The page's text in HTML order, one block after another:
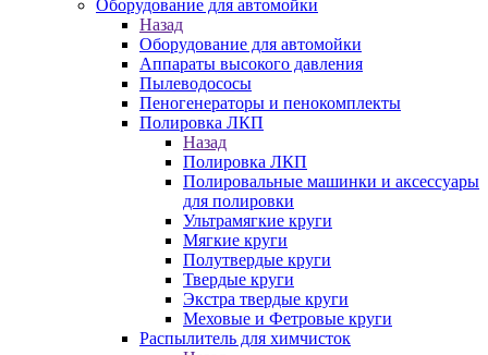
Оборудование для автомойки
Назад
Оборудование для автомойки
Аппараты высокого давления
Пылеводососы
Пеногенераторы и пенокомплекты
Полировка ЛКП
Назад
Полировка ЛКП
Полировальные машинки и аксессуары
для полировки
Ультрамягкие круги
Мягкие круги
Полутвердые круги
Твердые круги
Экстра твердые круги
Меховые и Фетровые круги
Распылитель для химчисток